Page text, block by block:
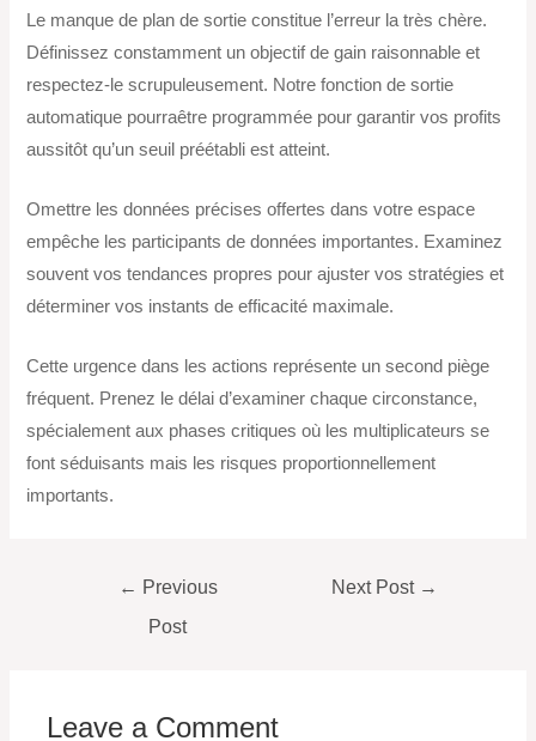
Le manque de plan de sortie constitue l’erreur la très chère.
Définissez constamment un objectif de gain raisonnable et
respectez-le scrupuleusement. Notre fonction de sortie
automatique pourraêtre programmée pour garantir vos profits
aussitôt qu’un seuil préétabli est atteint.
Omettre les données précises offertes dans votre espace
empêche les participants de données importantes. Examinez
souvent vos tendances propres pour ajuster vos stratégies et
déterminer vos instants de efficacité maximale.
Cette urgence dans les actions représente un second piège
fréquent. Prenez le délai d’examiner chaque circonstance,
spécialement aux phases critiques où les multiplicateurs se
font séduisants mais les risques proportionnellement
importants.
← Previous
Post
Next Post →
Leave a Comment